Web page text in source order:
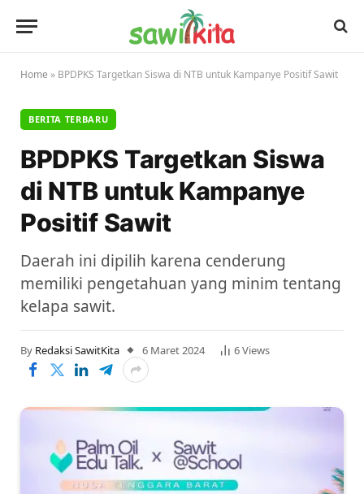
Home » BPDPKS Targetkan Siswa di NTB untuk Kampanye Positif Sawit
BERITA TERBARU
BPDPKS Targetkan Siswa
di NTB untuk Kampanye
Positif Sawit
Daerah ini dipilih karena cenderung
memiliki pengetahuan yang minim tentang
kelapa sawit.
By Redaksi SawitKita 6 Maret 2024 6Views